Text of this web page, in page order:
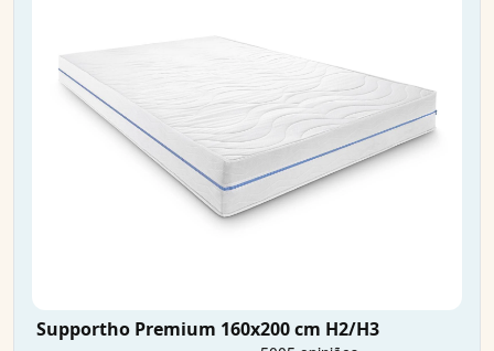
Supportho Premium 160x200 cm H2/H3